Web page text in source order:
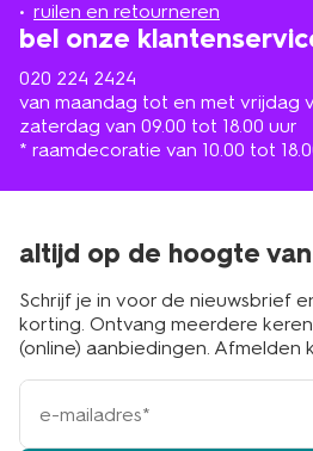
ruilen en retourneren
bel onze
020 224 2424
van maandag tot en met vrijdag
zaterdag van 09.00 tot 18.00 uur
* raamdecoratie van 10.00 tot
altijd op de hoogte
Schrijf je in voor de nieuwsbrief
korting. Ontvang meerdere
(online) aanbiedingen. Afmelden
e-
mailadres